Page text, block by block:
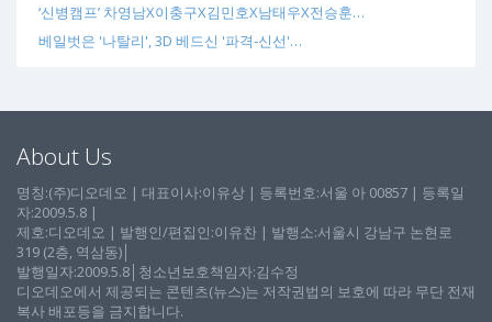
‘신병캠프’ 차영남X이충구X김민호X남태우X전승훈…
베일벗은 '나탈리', 3D 베드신 '파격-신선'…
About Us
명칭:(주)디오데오 | 대표이사:이유상 | 등록번호:서울 아 00857 | 등록일
자:2009.5.8 |
제호:디오데오 | 발행인/편집인:이유찬 | 발행소:서울시 강남구 논현로
319 (2층, 역삼동)│
발행일자:2009.5.8│청소년보호책임자:김수정
디오데오에서 제공되는 콘텐츠(뉴스)는 저작권법의 보호에 따라 무단 전재
복사 배포등을 금지합니다.